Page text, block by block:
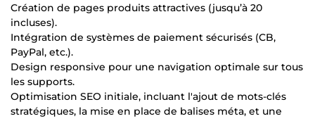
Création de pages produits attractives (jusqu’à 20
incluses).
Intégration de systèmes de paiement sécurisés (CB,
PayPal, etc.).
Design responsive pour une navigation optimale sur tous
les supports.
Optimisation SEO initiale, incluant l'ajout de mots-clés
stratégiques, la mise en place de balises méta, et une